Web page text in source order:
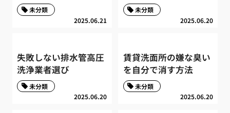
2025.06.21
未分類
2025.06.20
未分類
失敗しない排水管高圧
洗浄業者選び
2025.06.20
未分類
賃貸洗面所の嫌な臭い
を自分で消す方法
2025.06.20
未分類